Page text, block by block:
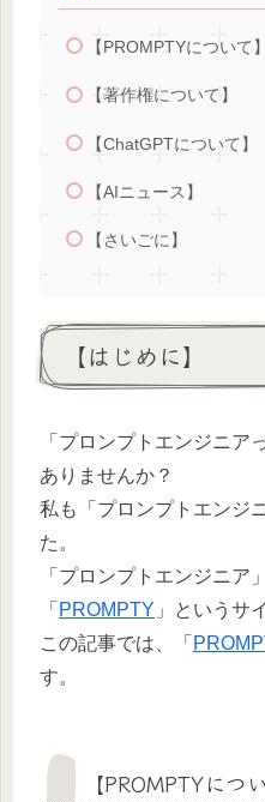
【PROMPTYについて】
【著作権について】
【ChatGPTについて】
【AIニュース】
【さいごに】
【はじめに】
「プロンプトエンジニア
ありませんか？
私も「プロンプトエンジ
た。
「プロンプトエンジニア
「 PROMPTY 」というサ
この記事では、「
す。
【PROMPTYにつ